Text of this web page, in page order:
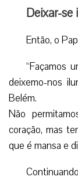
Deixar-se
Então, o
“Façamos
deixemo-nos
Belém.
Não
coração, mas
que é mansa e